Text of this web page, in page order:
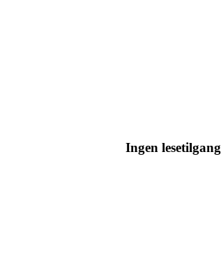
Ingen lesetilgang